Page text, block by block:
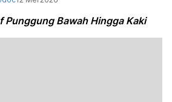
Punggung Bawah Hingga Kaki